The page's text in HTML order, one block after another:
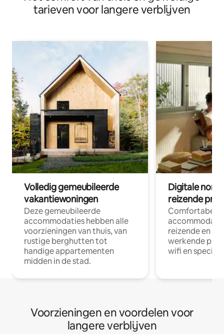
tarieven voor langere verblijven
Volledig gemeubileerde
vakantiewoningen
Deze gemeubileerde
accommodaties hebben alle
voorzieningen van thuis, van
rustige berghutten tot
handige appartementen
midden in de stad.
Digitale
reizende
Comfortabele
reizende en
werkende
wifi en
Voorzieningen en voordelen voor
langere verblijven